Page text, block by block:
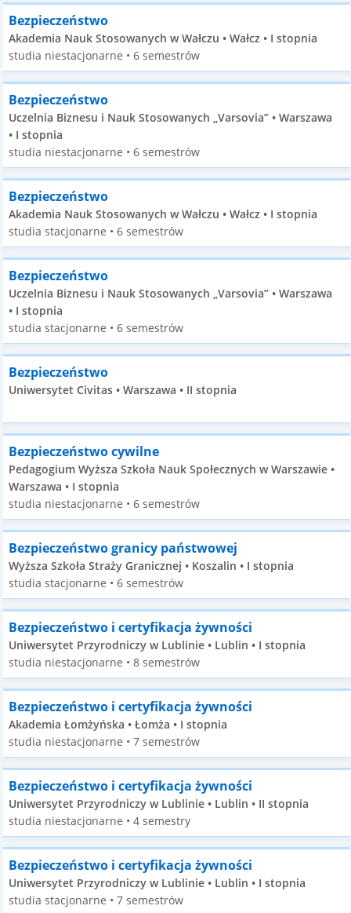
Bezpieczeństwo
Akademia Nauk Stosowanych w Wałczu • Wałcz • I stopnia
studia niestacjonarne • 6 semestrów
Bezpieczeństwo
Uczelnia Biznesu i Nauk Stosowanych „Varsovia” • Warszawa
• I stopnia
studia niestacjonarne • 6 semestrów
Bezpieczeństwo
Akademia Nauk Stosowanych w Wałczu • Wałcz • I stopnia
studia stacjonarne • 6 semestrów
Bezpieczeństwo
Uczelnia Biznesu i Nauk Stosowanych „Varsovia” • Warszawa
• I stopnia
studia stacjonarne • 6 semestrów
Bezpieczeństwo
Uniwersytet Civitas • Warszawa • II stopnia
Bezpieczeństwo cywilne
Pedagogium Wyższa Szkoła Nauk Społecznych w Warszawie •
Warszawa • I stopnia
studia niestacjonarne • 6 semestrów
Bezpieczeństwo granicy państwowej
Wyższa Szkoła Straży Granicznej • Koszalin • I stopnia
studia stacjonarne • 6 semestrów
Bezpieczeństwo i certyfikacja żywności
Uniwersytet Przyrodniczy w Lublinie • Lublin • I stopnia
studia niestacjonarne • 8 semestrów
Bezpieczeństwo i certyfikacja żywności
Akademia Łomżyńska • Łomża • I stopnia
studia niestacjonarne • 7 semestrów
Bezpieczeństwo i certyfikacja żywności
Uniwersytet Przyrodniczy w Lublinie • Lublin • II stopnia
studia niestacjonarne • 4 semestry
Bezpieczeństwo i certyfikacja żywności
Uniwersytet Przyrodniczy w Lublinie • Lublin • I stopnia
studia stacjonarne • 7 semestrów